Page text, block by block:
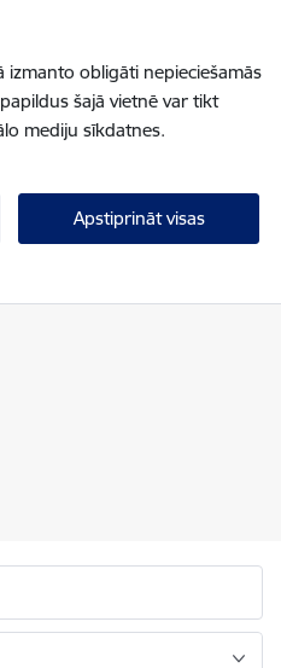
obligāti nepieciešamās
šajā vietnē var tikt
mediju sīkdatnes.
Apstiprināt visas